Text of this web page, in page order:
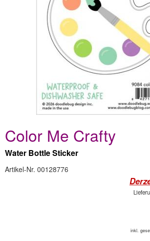
Color Me Crafty
Water Bottle Sticker
Artikel-Nr. 00128776
inkl.